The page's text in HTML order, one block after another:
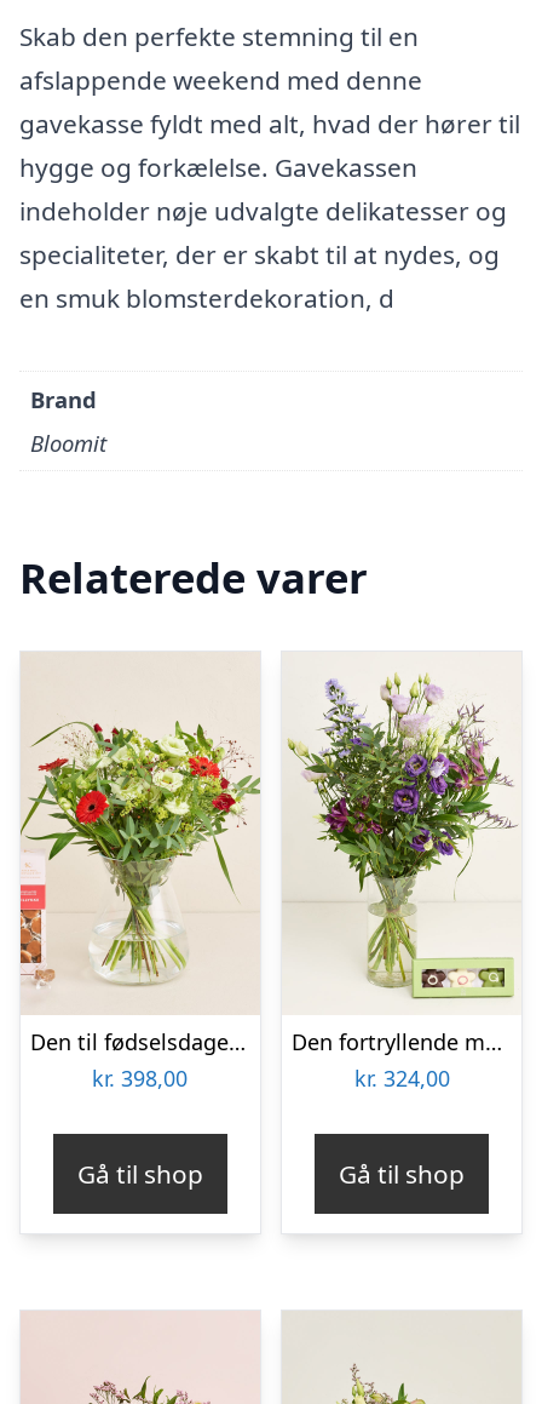
Skab den perfekte stemning til en
afslappende weekend med denne
gavekasse fyldt med alt, hvad der hører til
hygge og forkælelse. Gavekassen
indeholder nøje udvalgte delikatesser og
specialiteter, der er skabt til at nydes, og
en smuk blomsterdekoration, d
Brand
Bloomit
Relaterede varer
Den til fødselsdagen med tillykkekarameller
kr. 398,00
Gå til shop
Den fortryllende med CHO CHO marcipanblomster
kr. 324,00
Gå til shop